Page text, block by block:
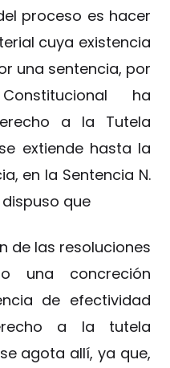
proceso es hacer
cuya existencia
una sentencia, por
ha
a la Tutela
extiende hasta la
en la Sentencia N.
dispuso que
de las resoluciones
una concreción
de efectividad
a la tutela
agota allí, ya que,